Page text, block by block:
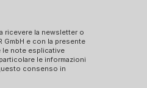
ricevere la newsletter o
GmbH e con la presente
le note esplicative
le informazioni
consenso in